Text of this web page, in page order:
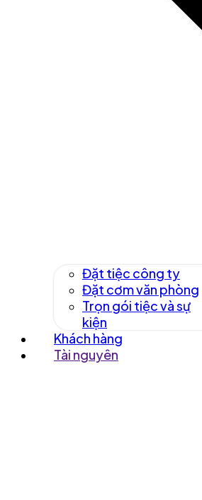
Đặt tiệc công ty
Đặt cơm văn phòng
Trọn gói tiệc và sự
kiện
Khách hàng
Tài nguyên